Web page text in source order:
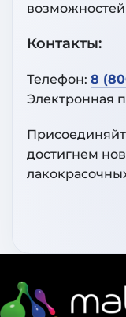
возможностей
Контакты:
Телефон: 8
Электронная
достигнем